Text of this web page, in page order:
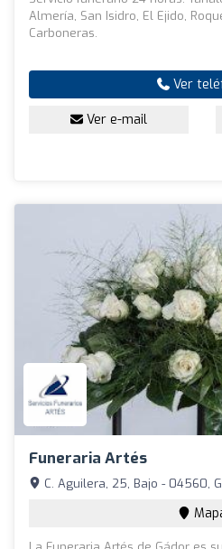
Almería, San Isidro, El Ejido,
Carboneras.
Ver
Ver e-mail
Funeraria Artés
C. Aguilera, 25, Bajo - 04560,